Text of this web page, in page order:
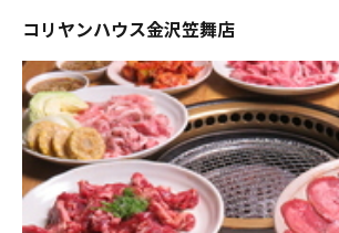
コリヤンハウス金沢笠舞店